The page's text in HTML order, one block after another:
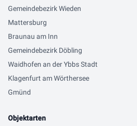
Gemeindebezirk Wieden
Mattersburg
Braunau am Inn
Gemeindebezirk Döbling
Waidhofen an der Ybbs Stadt
Klagenfurt am Wörthersee
Gmünd
Objektarten